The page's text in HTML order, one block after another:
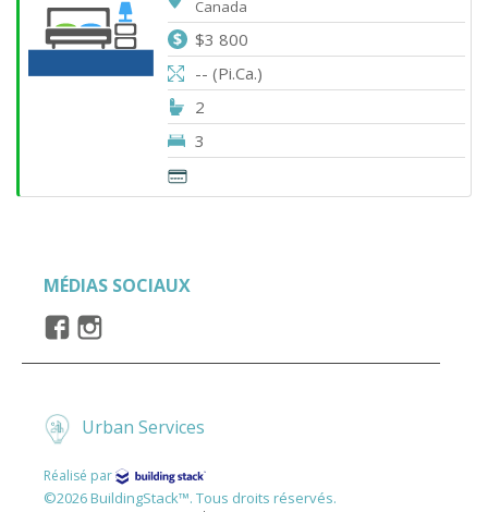
Canada
$3 800
-- (Pi.Ca.)
2
3
Urban Services
Réalisé par
©2026 BuildingStack™. Tous droits réservés.
MÉDIAS SOCIAUX